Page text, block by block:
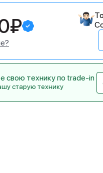
свою технику по trade-in
старую технику